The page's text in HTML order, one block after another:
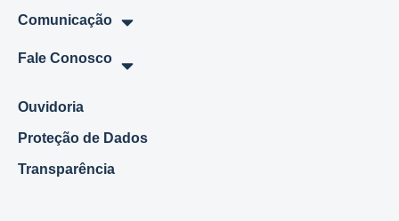
Comunicação
Fale Conosco
Ouvidoria
Proteção de Dados
Transparência